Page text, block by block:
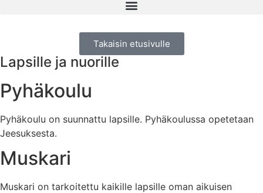
Takaisin etusivulle
Lapsille ja nuorille
Pyhäkoulu
Pyhäkoulu on suunnattu lapsille. Pyhäkoulussa opetetaan
Jeesuksesta.
Muskari
Muskari on tarkoitettu kaikille lapsille oman aikuisen